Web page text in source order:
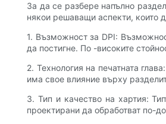
За да се разбере напълно
някои решаващи аспекти, които
1. Възможност за DPI:
да постигне. По -високите
2. Технология на печатната
има свое влияние върху
3. Тип и качество на хартия:
проектирани да обработват по-